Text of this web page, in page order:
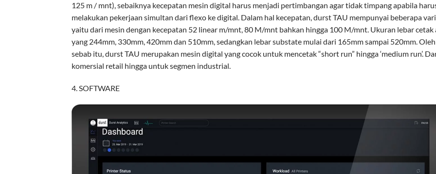
125 m / mnt), sebaiknya kecepatan mesin digital harus menjadi pertimbangan agar tidak timpang apabila
melakukan pekerjaan simultan dari flexo ke digital. Dalam hal kecepatan, durst TAU mempunyai beberapa
yaitu dari mesin dengan kecepatan 52 linear m/mnt, 80 M/mnt bahkan hingga 100 M/mnt. Ukuran lebar cetak
yang 244mm, 330mm, 420mm dan 510mm, sedangkan lebar substate mulai dari 165mm sampai 520mm. Oleh
sebab itu, durst TAU merupakan mesin digital yang cocok untuk mencetak “short run” hingga ‘medium run’.
komersial retail hingga untuk segmen industrial.
4. SOFTWARE